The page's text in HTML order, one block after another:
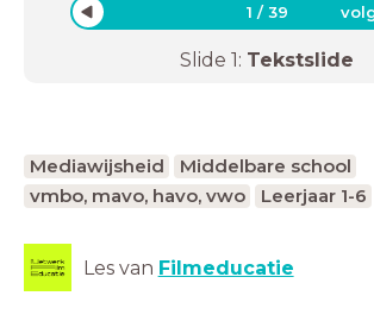
1 /39
Slide 1: Tekstslide
Mediawijsheid
Middelbare school
vmbo, mavo, havo, vwo
Leerjaar 1-6
Les van Filmeducatie